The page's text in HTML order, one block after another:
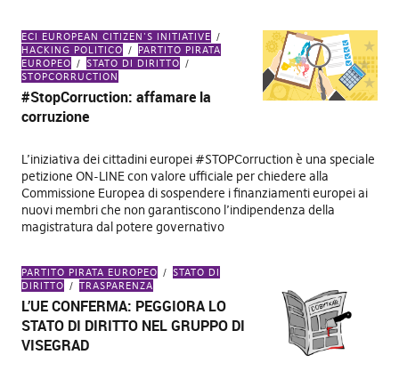
ECI EUROPEAN CITIZEN'S INITIATIVE
HACKING POLITICO
PARTITO PIRATA
EUROPEO
STATO DI DIRITTO
STOPCORRUCTION
#StopCorruction: affamare la
corruzione
L’iniziativa dei cittadini europei #STOPCorruction è una speciale
petizione ON-LINE con valore ufficiale per chiedere alla
Commissione Europea di sospendere i finanziamenti europei ai
nuovi membri che non garantiscono l’indipendenza della
magistratura dal potere governativo
PARTITO PIRATA EUROPEO
STATO DI
DIRITTO
TRASPARENZA
L’UE CONFERMA: PEGGIORA LO
STATO DI DIRITTO NEL GRUPPO DI
VISEGRAD